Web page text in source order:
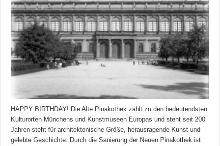
HAPPY BIRTHDAY! Die Alte Pinakothek zählt zu den bedeutendsten
Kulturorten Münchens und Kunstmuseen Europas und steht seit 200
Jahren steht für architektonische Größe, herausragende Kunst und
gelebte Geschichte. Durch die Sanierung der Neuen Pinakothek ist